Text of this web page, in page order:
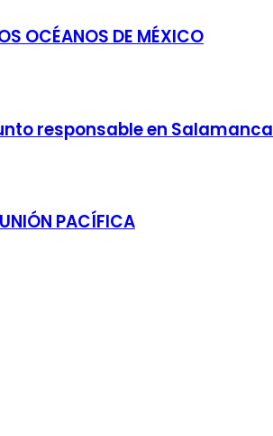
OCÉANOS DE MÉXICO
responsable en Salamanca
PACÍFICA